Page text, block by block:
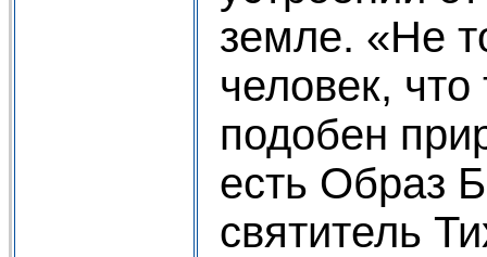
земле. «Не
человек,
подобен
есть Образ
святитель